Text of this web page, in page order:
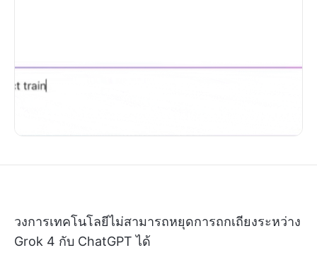
วงการเทคโนโลยีไม่สามารถหยุดการถกเถียงระหว่าง
Grok 4 กับ ChatGPT ได้